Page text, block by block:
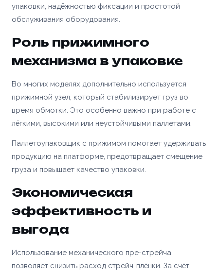
упаковки, надёжностью фиксации и простотой
обслуживания оборудования.
Роль прижимного
механизма в упаковке
Во многих моделях дополнительно используется
прижимной узел, который стабилизирует груз во
время обмотки. Это особенно важно при работе с
лёгкими, высокими или неустойчивыми паллетами.
Паллетоупаковщик с прижимом помогает удерживать
продукцию на платформе, предотвращает смещение
груза и повышает качество упаковки.
Экономическая
эффективность и
выгода
Использование механического пре-стрейча
позволяет снизить расход стрейч-плёнки. За счёт